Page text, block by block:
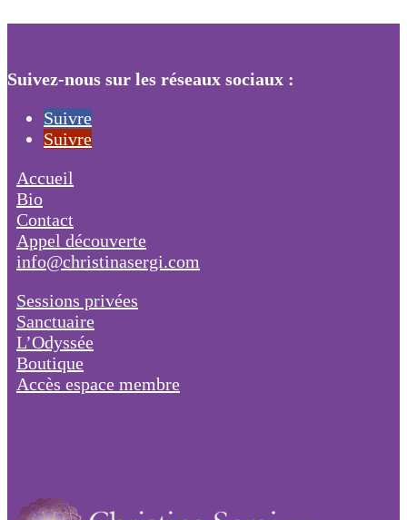
Suivez-nous sur les réseaux sociaux :
Suivre
Suivre
Accueil
Bio
Contact
Appel découverte
info@christinasergi.com
Sessions privées
Sanctuaire
L’Odyssée
Boutique
Accès espace membre